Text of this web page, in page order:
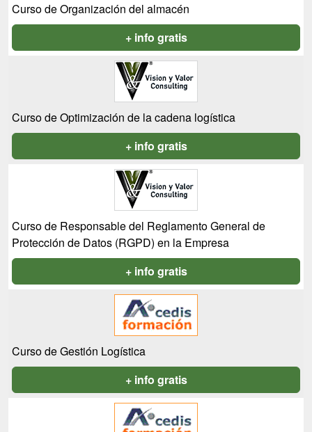
Curso de Organización del almacén
+ info gratis
Curso de Optimización de la cadena logística
+ info gratis
Curso de Responsable del Reglamento General de
Protección de Datos (RGPD) en la Empresa
+ info gratis
Curso de Gestión Logística
+ info gratis